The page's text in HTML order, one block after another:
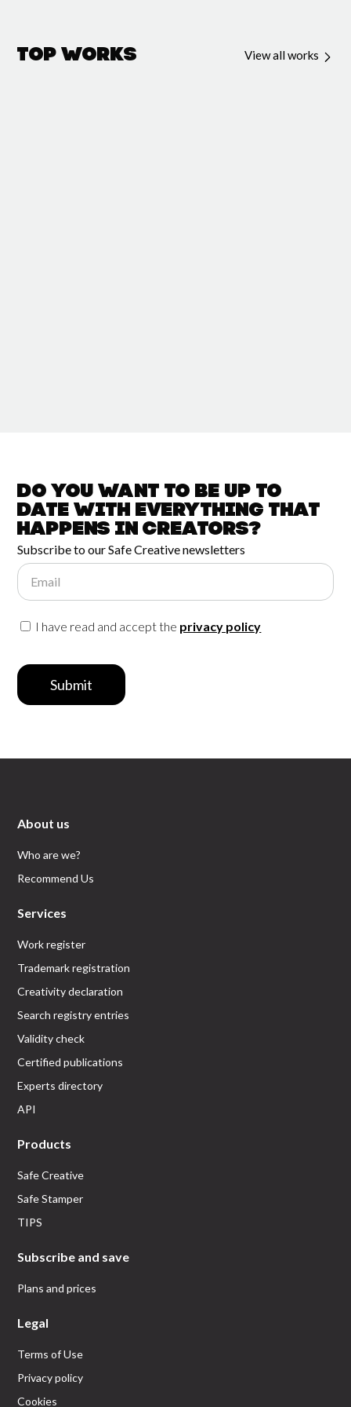
Top Works View all works
Do you want to be up to
date witheverything that
happens inCreators?
Subscribe to our Safe Creative newsletters
Email
I have read and accept the privacy policy
Submit
About us
Who are we?
Recommend Us
Services
Work register
Trademark registration
Creativity declaration
Search registry entries
Validity check
Certified publications
Experts directory
API
Products
Safe Creative
Safe Stamper
TIPS
Subscribe and save
Plans and prices
Legal
Terms of Use
Privacy policy
Cookies